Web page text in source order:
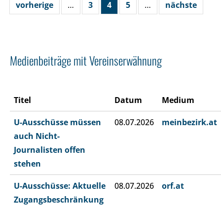
vorherige … 3 4 5 … nächste
Medienbeiträge mit Vereinserwähnung
Titel Datum Medium
U-Ausschüsse müssen
auch Nicht-
Journalisten offen
stehen
08.07.2026 meinbezirk.at
U-Ausschüsse: Aktuelle
Zugangsbeschränkung
08.07.2026 orf.at